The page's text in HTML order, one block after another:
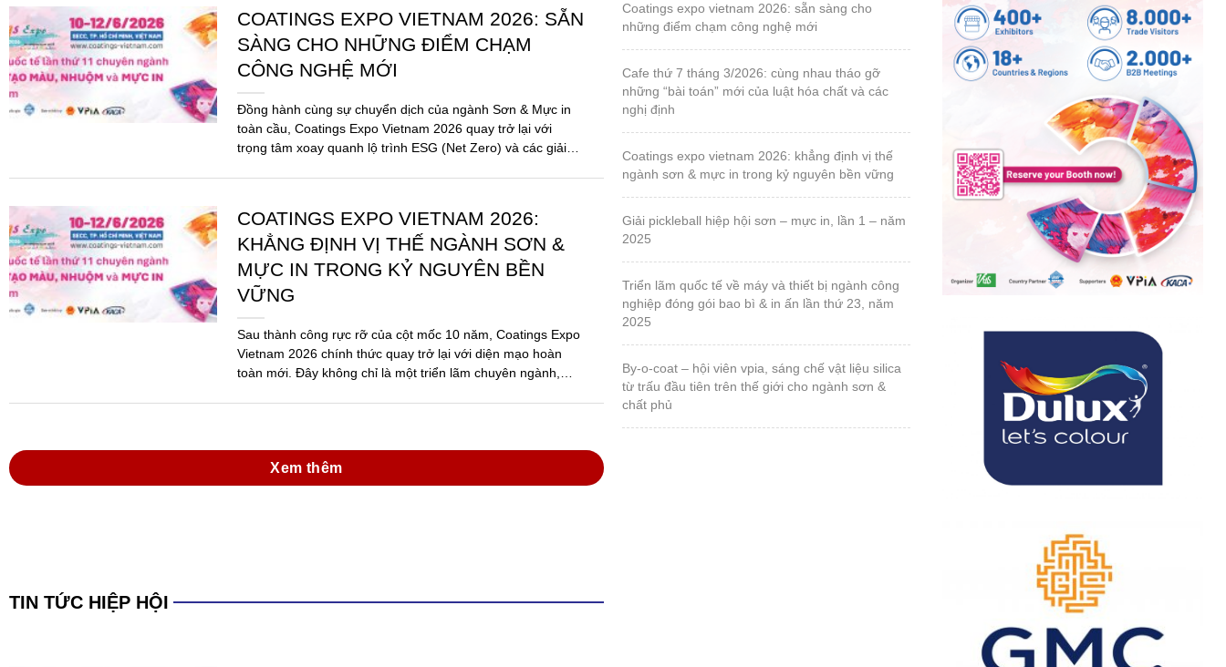
COATINGS EXPO VIETNAM 2026: SẴN
SÀNG CHO NHỮNG ĐIỂM CHẠM
CÔNG NGHỆ MỚI
Đồng hành cùng sự chuyển dịch của ngành Sơn & Mực in
toàn cầu, Coatings Expo Vietnam 2026 quay trở lại với
trọng tâm xoay quanh lộ trình ESG (Net Zero) và các giải
COATINGS EXPO VIETNAM 2026:
KHẲNG ĐỊNH VỊ THẾ NGÀNH SƠN &
MỰC IN TRONG KỶ NGUYÊN BỀN
VỮNG
Sau thành công rực rỡ của cột mốc 10 năm, Coatings Expo
Vietnam 2026 chính thức quay trở lại với diện mạo hoàn
toàn mới. Đây không chỉ là một triển lãm chuyên ngành,
Xem thêm
TIN TỨC HIỆP HỘI
coatings expo vietnam 2026: sẵn sàng cho
những điểm chạm công nghệ mới
cafe thứ 7 tháng 3/2026: cùng nhau tháo gỡ
những “bài toán” mới của luật hóa chất và các
nghị định
coatings expo vietnam 2026: khẳng định vị thế
ngành sơn & mực in trong kỷ nguyên bền vững
giải pickleball hiệp hội sơn – mực in, lần 1 – năm
2025
triển lãm quốc tế về máy và thiết bị ngành công
nghiệp đóng gói bao bì & in ấn lần thứ 23, năm
2025
by-o-coat – hội viên vpia, sáng chế vật liệu silica
từ trấu đầu tiên trên thế giới cho ngành sơn &
chất phủ